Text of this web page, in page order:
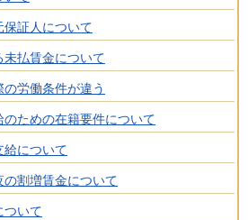
証人について
払賃金について
労働条件が違う
ための在籍要件について
給について
割増賃金について
ついて